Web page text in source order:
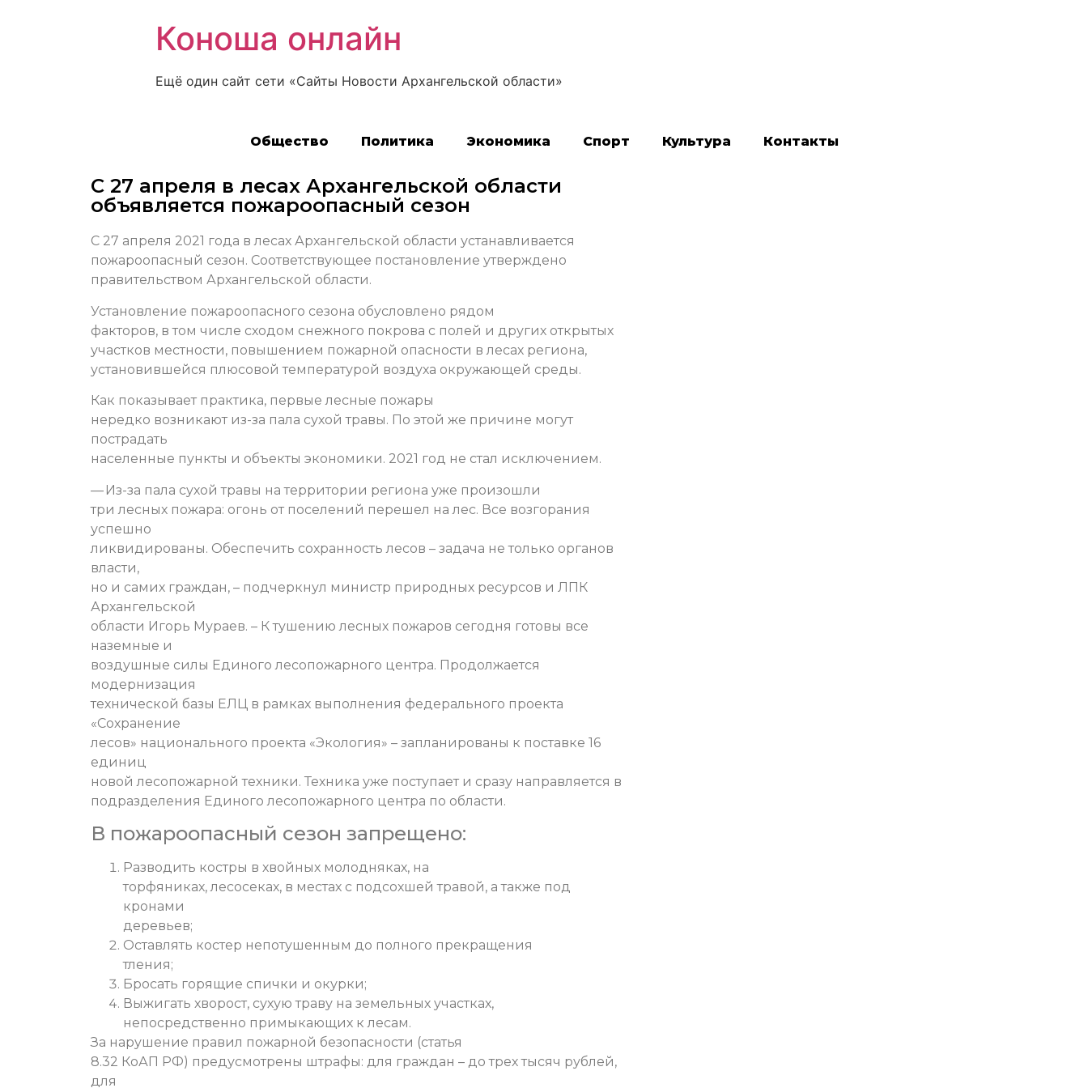
Коноша онлайн
Ещё один сайт сети «Сайты Новости Архангельской области»
Общество Политика Экономика Спорт Культура Контакты
С 27 апреля в лесах Архангельской области
объявляется пожароопасный сезон
С 27 апреля 2021 года в лесах Архангельской области устанавливается
пожароопасный сезон. Соответствующее постановление утверждено
правительством Архангельской области.
Установление пожароопасного сезона обусловлено рядом
факторов, в том числе сходом снежного покрова с полей и других открытых
участков местности, повышением пожарной опасности в лесах региона,
установившейся плюсовой температурой воздуха окружающей среды.
Как показывает практика, первые лесные пожары
нередко возникают из-за пала сухой травы. По этой же причине могут
пострадать
населенные пункты и объекты экономики. 2021 год не стал исключением.
— Из-за пала сухой травы на территории региона уже произошли
три лесных пожара: огонь от поселений перешел на лес. Все возгорания
успешно
ликвидированы. Обеспечить сохранность лесов – задача не только органов
власти,
но и самих граждан, – подчеркнул министр природных ресурсов и ЛПК
Архангельской
области Игорь Мураев. – К тушению лесных пожаров сегодня готовы все
наземные и
воздушные силы Единого лесопожарного центра. Продолжается
модернизация
технической базы ЕЛЦ в рамках выполнения федерального проекта
«Сохранение
лесов» национального проекта «Экология» – запланированы к поставке 16
единиц
новой лесопожарной техники. Техника уже поступает и сразу направляется в
подразделения Единого лесопожарного центра по области.
В пожароопасный сезон запрещено:
Разводить костры в хвойных молодняках, на
торфяниках, лесосеках, в местах с подсохшей травой, а также под
кронами
деревьев;
Оставлять костер непотушенным до полного прекращения
тления;
Бросать горящие спички и окурки;
Выжигать хворост, сухую траву на земельных участках,
непосредственно примыкающих к лесам.
За нарушение правил пожарной безопасности (статья
8.32 КоАП РФ) предусмотрены штрафы: для граждан – до трех тысяч рублей,
для